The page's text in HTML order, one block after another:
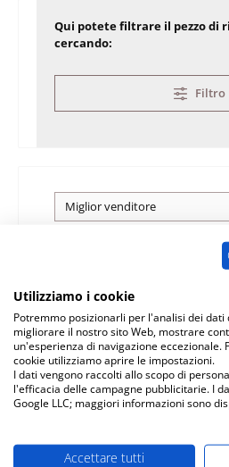
Qui potete filtrare il pezzo di
cercando:
Filtro
Haas-Sohn Megeve
Utilizziamo i cookie
Potremmo posizionarli per l'analisi dei
migliorare il nostro sito Web, mostrare
un'esperienza di navigazione
cookie utilizziamo aprire le impostazioni.
I dati vengono raccolti allo scopo di
l'efficacia delle campagne pubblicitarie. I
Google LLC; maggiori informazioni sono
Accettare tutti